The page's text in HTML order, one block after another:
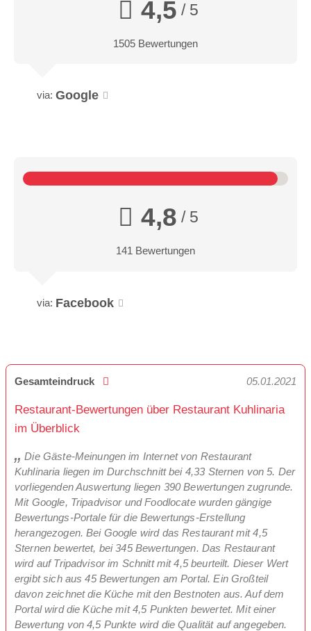
4,5 / 5
1505 Bewertungen
via: Google
4,8 / 5
141 Bewertungen
via: Facebook
Gesamteindruck 05.01.2021
Restaurant-Bewertungen über Restaurant Kuhlinaria
im Überblick
Die Gäste-Meinungen im Internet von Restaurant
Kuhlinaria liegen im Durchschnitt bei 4,33 Sternen von 5. Der
vorliegenden Auswertung liegen 390 Bewertungen zugrunde.
Mit Google, Tripadvisor und Foodlocate wurden gängige
Bewertungs-Portale für die Bewertungs-Erstellung
herangezogen. Bei Google wird das Restaurant mit 4,5
Sternen bewertet, bei 345 Bewertungen. Das Restaurant
wird auf Tripadvisor im Schnitt mit 4,5 beurteilt. Dieser Wert
ergibt sich aus 45 Bewertungen am Portal. Ein Großteil
davon zeichnet die Küche mit den Bestnoten aus. Auf dem
Portal wird die Küche mit 4,5 Punkten bewertet. Mit einer
Bewertung von 4,5 Punkte wird die Qualität auf angegeben.